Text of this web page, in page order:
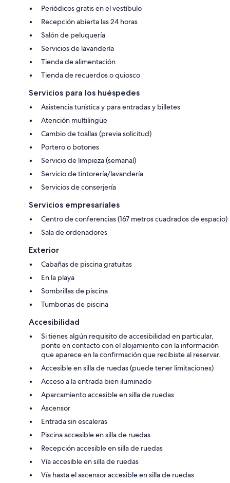
Periódicos gratis en el vestíbulo
Recepción abierta las 24 horas
Salón de peluquería
Servicios de lavandería
Tienda de alimentación
Tienda de recuerdos o quiosco
Servicios para los huéspedes
Asistencia turística y para entradas y billetes
Atención multilingüe
Cambio de toallas (previa solicitud)
Portero o botones
Servicio de limpieza (semanal)
Servicio de tintorería/lavandería
Servicios de conserjería
Servicios empresariales
Centro de conferencias (167 metros cuadrados de espacio)
Sala de ordenadores
Exterior
Cabañas de piscina gratuitas
En la playa
Sombrillas de piscina
Tumbonas de piscina
Accesibilidad
Si tienes algún requisito de accesibilidad en particular,
ponte en contacto con el alojamiento con la información
que aparece en la confirmación que recibiste al reservar.
Accesible en silla de ruedas (puede tener limitaciones)
Acceso a la entrada bien iluminado
Aparcamiento accesible en silla de ruedas
Ascensor
Entrada sin escaleras
Piscina accesible en silla de ruedas
Recepción accesible en silla de ruedas
Vía accesible en silla de ruedas
Vía hasta el ascensor accesible en silla de ruedas